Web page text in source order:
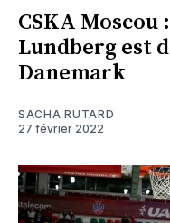
CSKA Moscou
Lundberg est
Danemark
SACHA RUTARD
27 février 2022